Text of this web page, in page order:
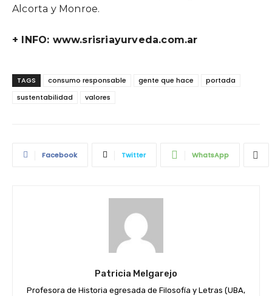
Alcorta y Monroe.
+ INFO: www.srisriayurveda.com.ar
TAGS consumo responsable gente que hace
portada
sustentabilidad
valores
Facebook Twitter WhatsApp
Patricia Melgarejo
Profesora de Historia egresada de Filosofía y Letras (UBA,